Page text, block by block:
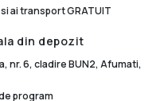
ai transport GRATUIT
din depozit
nr. 6, cladire BUN2, Afumati,
program